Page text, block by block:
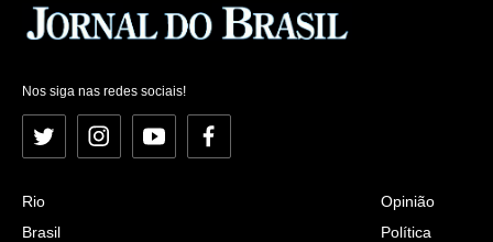
Nos siga nas redes sociais!
Twitter InstagramYouTubeFacebook
Rio
Brasil
Opinião
Política